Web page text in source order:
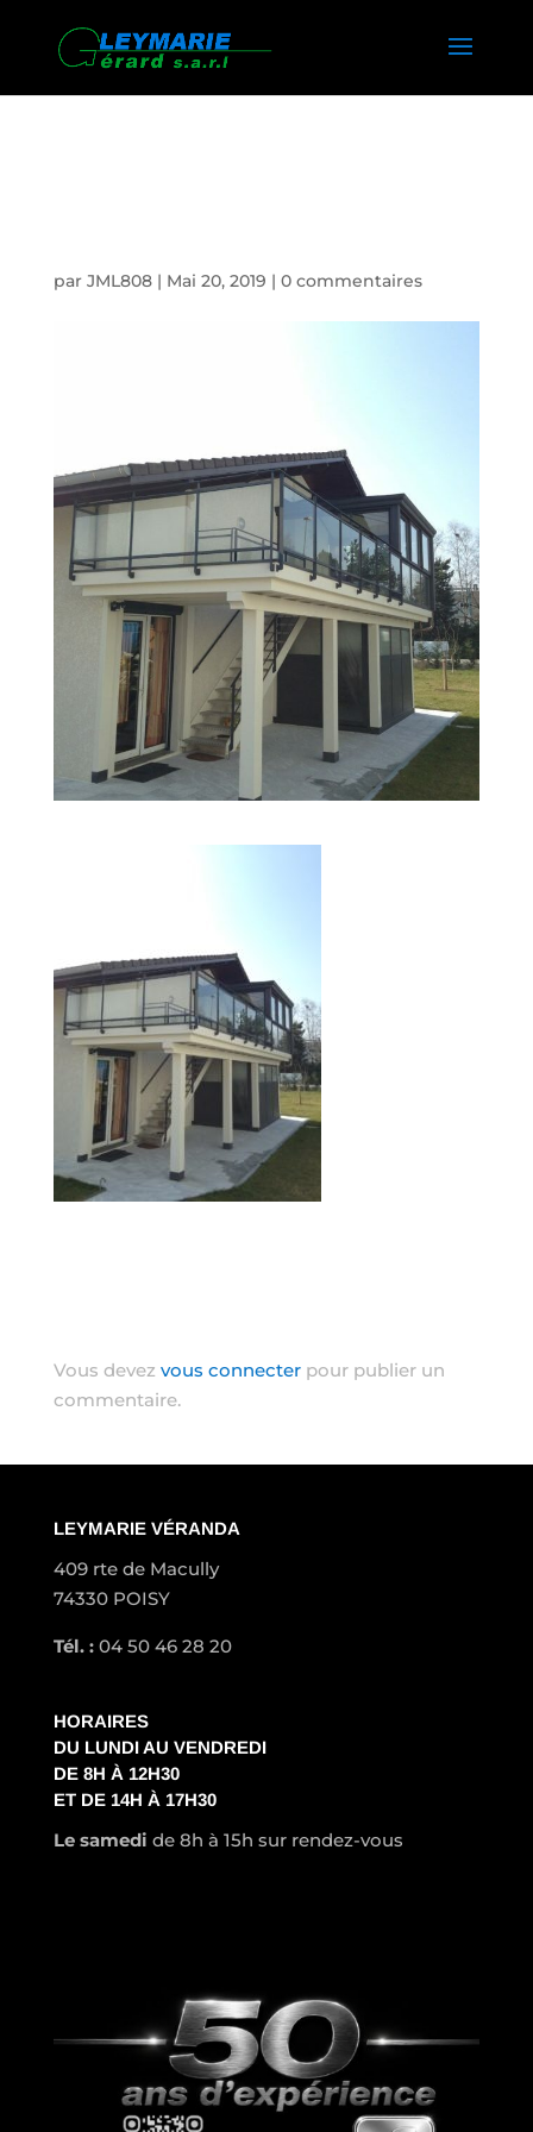
par JML808| Mai 20, 2019 | 0 commentaires
Vous devez vous connecterpour publier un
commentaire.
LEYMARIE VÉRANDA
409 rte de Macully
74330 POISY
Tél. :04 50 46 28 20
HORAIRES
DU LUNDI AU VENDREDI
DE 8H À 12H30
ET DE 14H À 17H30
Le samedi de 8h à 15h sur rendez-vous